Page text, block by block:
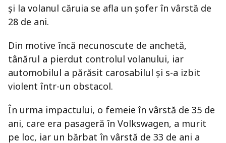
și la volanul căruia se afla un șofer în vârstă de
28 de ani.
Din motive încă necunoscute de anchetă,
tânărul a pierdut controlul volanului, iar
automobilul a părăsit carosabilul și s-a izbit
violent într-un obstacol.
În urma impactului, o femeie în vârstă de 35 de
ani, care era pasageră în Volkswagen, a murit
pe loc, iar un bărbat în vârstă de 33 de ani a